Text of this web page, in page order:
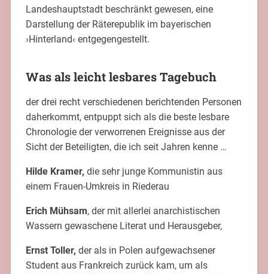
Landeshauptstadt beschränkt gewesen, eine
Darstellung der Räterepublik im bayerischen
›Hinterland‹ entgegengestellt.
Was als leicht lesbares Tagebuch
der drei recht verschiedenen berichtenden Personen
daherkommt, entpuppt sich als die beste lesbare
Chronologie der verworrenen Ereignisse aus der
Sicht der Beteiligten, die ich seit Jahren kenne …
Hilde Kramer, die sehr junge Kommunistin aus
einem Frauen-Umkreis in Riederau
Erich Mühsam, der mit allerlei anarchistischen
Wassern gewaschene Literat und Herausgeber,
Ernst Toller, der als in Polen aufgewachsener
Student aus Frankreich zurück kam, um als